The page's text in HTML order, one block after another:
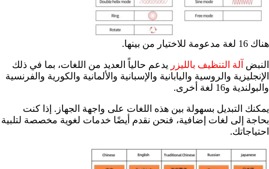
هناك 16 لغة مدعومة للاختيار من بينها.
النبض آلة التنظيف بالليزر يدعم حالياً العديد من اللغات، بما في ذلك
الإنجليزية والروسية واليابانية والإسبانية والألمانية والكورية والفرنسية
والبولندية و16 لغة أخرى.
يمكنك التبديل بسهولة بين هذه اللغات على واجهة الجهاز. إذا كنت
بحاجة إلى لغات إضافية، فنحن نقدم أيضًا خدمات لغوية مخصصة لتلبية
احتياجاتك.